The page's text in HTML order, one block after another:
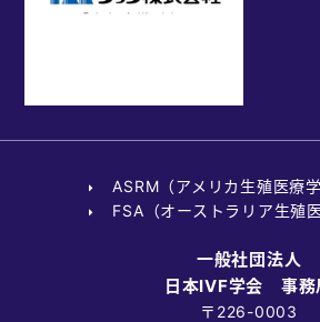
ASRM（アメリカ生殖医療学
FSA（オーストラリア生殖
一般社団法人
日本IVF学会 事務
〒226-0003